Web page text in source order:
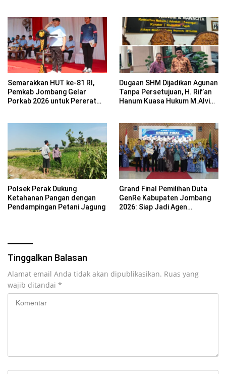
Semarakkan HUT ke-81 RI,
Pemkab Jombang Gelar
Porkab 2026 untuk Pererat
Dugaan SHM Dijadikan Agunan
Tanpa Persetujuan, H. Rif’an
Hanum Kuasa Hukum M.Alvin
Polsek Perak Dukung
Ketahanan Pangan dengan
Pendampingan Petani Jagung
Grand Final Pemilihan Duta
GenRe Kabupaten Jombang
2026: Siap Jadi Agen
Tinggalkan Balasan
Alamat email Anda tidak akan dipublikasikan. Ruas yang
wajib ditandai *